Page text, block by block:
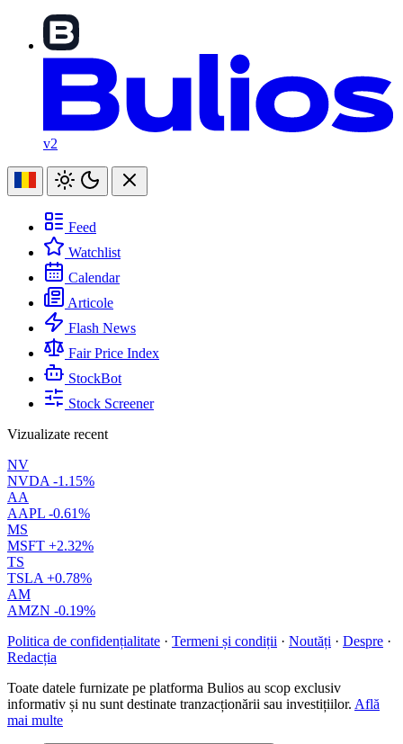
v2
Feed
Watchlist
Calendar
Articole
Flash News
Fair Price Index
StockBot
Stock Screener
Vizualizate recent
NV
NVDA -1.15%
AA
AAPL -0.61%
MS
MSFT +2.32%
TS
TSLA +0.78%
AM
AMZN -0.19%
Politica de confidențialitate · Termeni și condiții · Noutăți · Despre ·
Redacția
Toate datele furnizate pe platforma Bulios au scop exclusiv
informativ și nu sunt destinate tranzacționării sau investițiilor. Află
mai multe